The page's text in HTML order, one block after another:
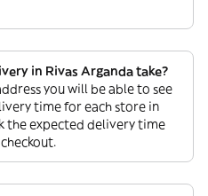
in Rivas Arganda take?
you will be able to see
time for each store in
the expected delivery time